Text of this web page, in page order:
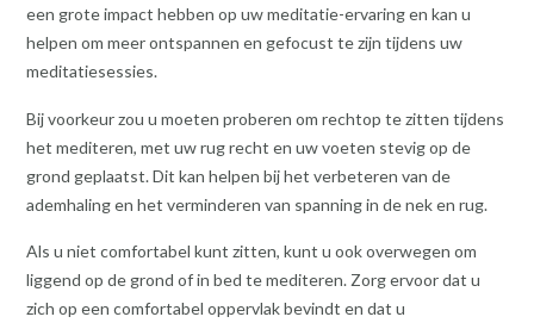
een grote impact hebben op uw meditatie-ervaring en kan u
helpen om meer ontspannen en gefocust te zijn tijdens uw
meditatiesessies.
Bij voorkeur zou u moeten proberen om rechtop te zitten tijdens
het mediteren, met uw rug recht en uw voeten stevig op de
grond geplaatst. Dit kan helpen bij het verbeteren van de
ademhaling en het verminderen van spanning in de nek en rug.
Als u niet comfortabel kunt zitten, kunt u ook overwegen om
liggend op de grond of in bed te mediteren. Zorg ervoor dat u
zich op een comfortabel oppervlak bevindt en dat u